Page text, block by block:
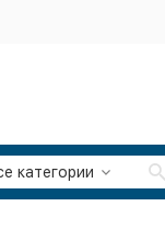
категории